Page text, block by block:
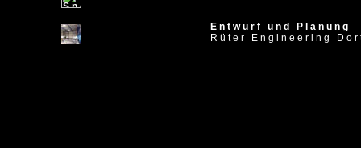
Entwurf und Planung
Rüter Engineering